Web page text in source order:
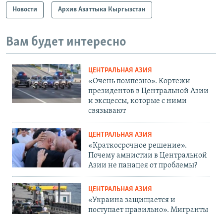
Новости Архив Азаттыка Кыргызстан
Вам будет интересно
ЦЕНТРАЛЬНАЯ АЗИЯ
«Очень помпезно». Кортежи
президентов в Центральной Азии
и эксцессы, которые с ними
связывают
ЦЕНТРАЛЬНАЯ АЗИЯ
«Краткосрочное решение».
Почему амнистии в Центральной
Азии не панацея от проблемы?
ЦЕНТРАЛЬНАЯ АЗИЯ
«Украина защищается и
поступает правильно». Мигранты